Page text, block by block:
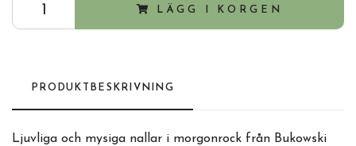
LÄGG I KORGEN
PRODUKTBESKRIVNING
Ljuvliga och mysiga nallar i morgonrock från Bukowski